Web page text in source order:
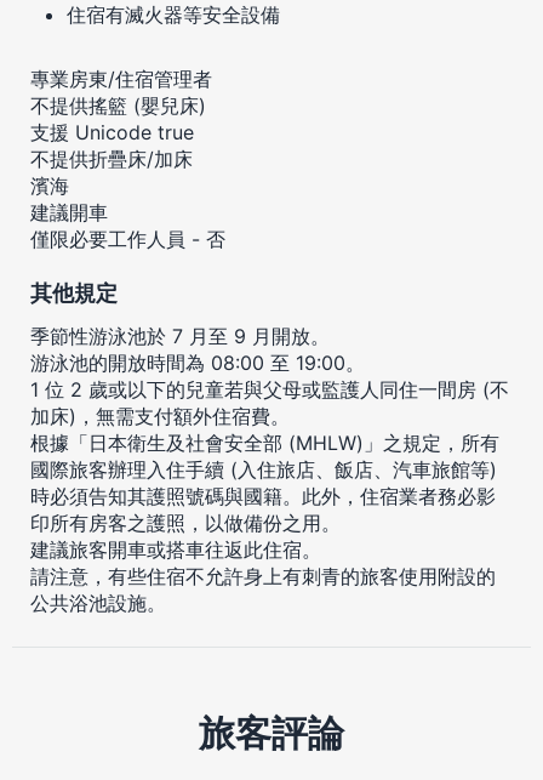
住宿有滅火器等安全設備
專業房東/住宿管理者
不提供搖籃 (嬰兒床)
支援 Unicode true
不提供折疊床/加床
濱海
建議開車
僅限必要工作人員 - 否
其他規定
季節性游泳池於 7 月至 9 月開放。
游泳池的開放時間為 08:00 至 19:00。
1 位 2 歲或以下的兒童若與父母或監護人同住一間房 (不
加床)，無需支付額外住宿費。
根據「日本衛生及社會安全部 (MHLW)」之規定，所有
國際旅客辦理入住手續 (入住旅店、飯店、汽車旅館等)
時必須告知其護照號碼與國籍。此外，住宿業者務必影
印所有房客之護照，以做備份之用。
建議旅客開車或搭車往返此住宿。
請注意，有些住宿不允許身上有刺青的旅客使用附設的
公共浴池設施。
旅客評論